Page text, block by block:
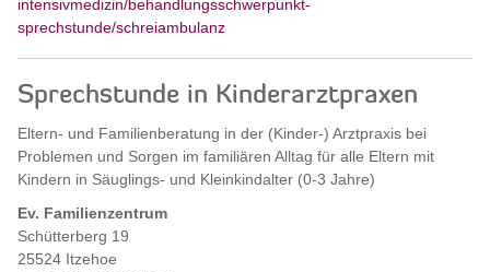
intensivmedizin/behandlungsschwerpunkt-
sprechstunde/schreiambulanz
Sprechstunde in Kinderarztpraxen
Eltern- und Familienberatung in der (Kinder-) Arztpraxis bei
Problemen und Sorgen im familiären Alltag für alle Eltern mit
Kindern in Säuglings- und Kleinkindalter (0-3 Jahre)
Ev. Familienzentrum
Schütterberg 19
25524 Itzehoe